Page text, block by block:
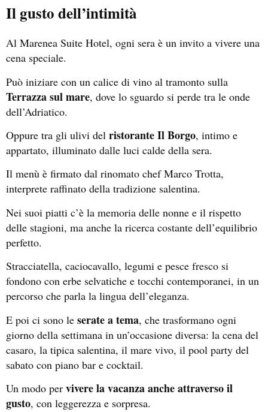
Il gusto dell’intimità
Al Marenea Suite Hotel, ogni sera è un invito a vivere una
cena speciale.
Può iniziare con un calice di vino al tramonto sulla
Terrazza sul mare, dove lo sguardo si perde tra le onde
dell’Adriatico.
Oppure tra gli ulivi del ristorante Il Borgo, intimo e
appartato, illuminato dalle luci calde della sera.
Il menù è firmato dal rinomato chef Marco Trotta,
interprete raffinato della tradizione salentina.
Nei suoi piatti c’è la memoria delle nonne e il rispetto
delle stagioni, ma anche la ricerca costante dell’equilibrio
perfetto.
Stracciatella, caciocavallo, legumi e pesce fresco si
fondono con erbe selvatiche e tocchi contemporanei, in un
percorso che parla la lingua dell’eleganza.
E poi ci sono le serate a tema, che trasformano ogni
giorno della settimana in un’occasione diversa: la cena del
casaro, la tipica salentina, il mare vivo, il pool party del
sabato con piano bar e cocktail.
Un modo per vivere la vacanza anche attraverso il
gusto, con leggerezza e sorpresa.